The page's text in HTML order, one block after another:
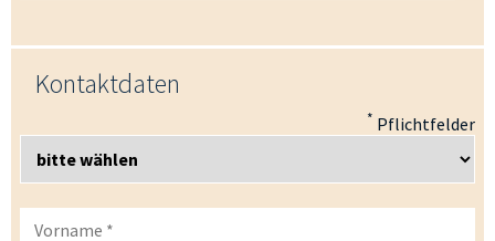
Kontaktdaten
* Pflichtfelder